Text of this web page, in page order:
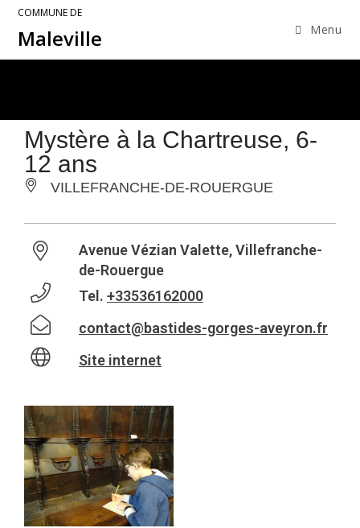
COMMUNE DE
Maleville Menu
Mystère à la Chartreuse, 6-
12 ans
VILLEFRANCHE-DE-ROUERGUE
Avenue Vézian Valette, Villefranche-
de-Rouergue
Tel. +33536162000
contact@bastides-gorges-aveyron.fr
Site internet